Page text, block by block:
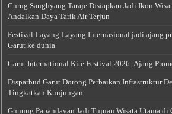
Curug Sanghyang Taraje Disiapkan Jadi Ikon
Andalkan Daya Tarik Air Terjun
Festival Layang-Layang Internasional jadi ajang
Garut ke dunia
Garut International Kite Festival 2026: Ajang
Disparbud Garut Dorong Perbaikan Infrastruktur
Tingkatkan Kunjungan
Gunung Papandayan Jadi Tujuan Wisata Utama di